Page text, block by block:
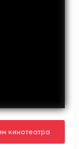
кинотеатра